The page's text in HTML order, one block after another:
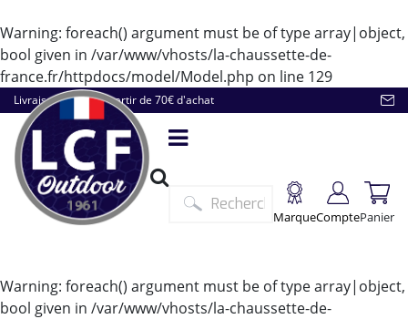
Warning: foreach() argument must be of type array|object,
bool given in /var/www/vhosts/la-chaussette-de-
france.fr/httpdocs/model/Model.php on line 129
Livraison offerte à partir de 70€ d'achat
MarqueComptePanier
Warning: foreach() argument must be of type array|object,
bool given in /var/www/vhosts/la-chaussette-de-